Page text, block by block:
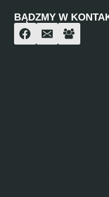
BĄDZMY W